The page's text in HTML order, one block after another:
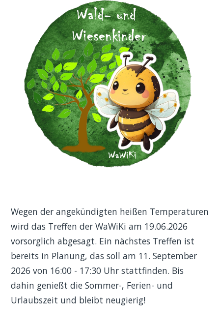
Wegen der angekündigten heißen Temperaturen
wird das Treffen der WaWiKi am 19.06.2026
vorsorglich abgesagt. Ein nächstes Treffen ist
bereits in Planung, das soll am 11. September
2026 von 16:00 - 17:30 Uhr stattfinden. Bis
dahin genießt die Sommer-, Ferien- und
Urlaubszeit und bleibt neugierig!